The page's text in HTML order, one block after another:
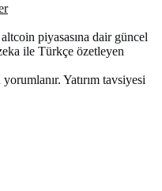
piyasasına dair güncel
ile Türkçe özetleyen
Yatırım tavsiyesi